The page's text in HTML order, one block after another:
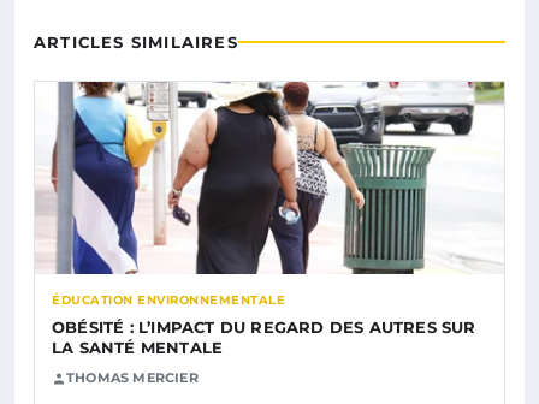
ARTICLES SIMILAIRES
ÉDUCATION ENVIRONNEMENTALE
OBÉSITÉ : L’IMPACT DU REGARD DES AUTRES SUR
LA SANTÉ MENTALE
THOMAS MERCIER